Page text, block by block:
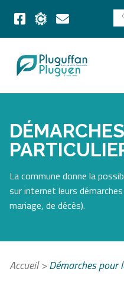
La commune donne la
sur internet leurs
mariage, de décès).
Accueil>Démarches pour